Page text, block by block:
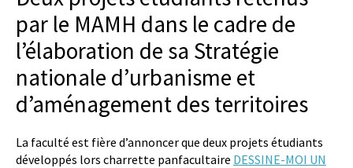
par le MAMH dans le cadre de
l’élaboration de sa Stratégie
nationale d’urbanisme et
d’aménagement des territoires
La faculté est fière d’annoncer que deux projets étudiants
développés lors charrette panfacultaire DESSINE-MOI UN